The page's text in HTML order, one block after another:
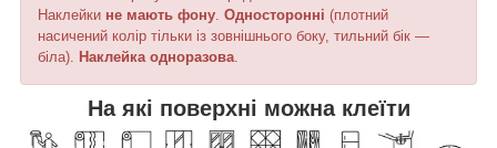
Наклейки не мають фону. Односторонні (плотний
насичений колір тільки із зовнішнього боку, тильний бік —
біла). Наклейка одноразова.
На які поверхні можна клеїти